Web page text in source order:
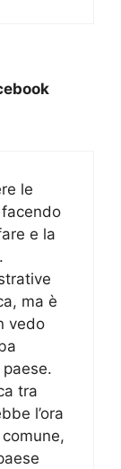
le
e la
ma è
vedo
tra
l’ora